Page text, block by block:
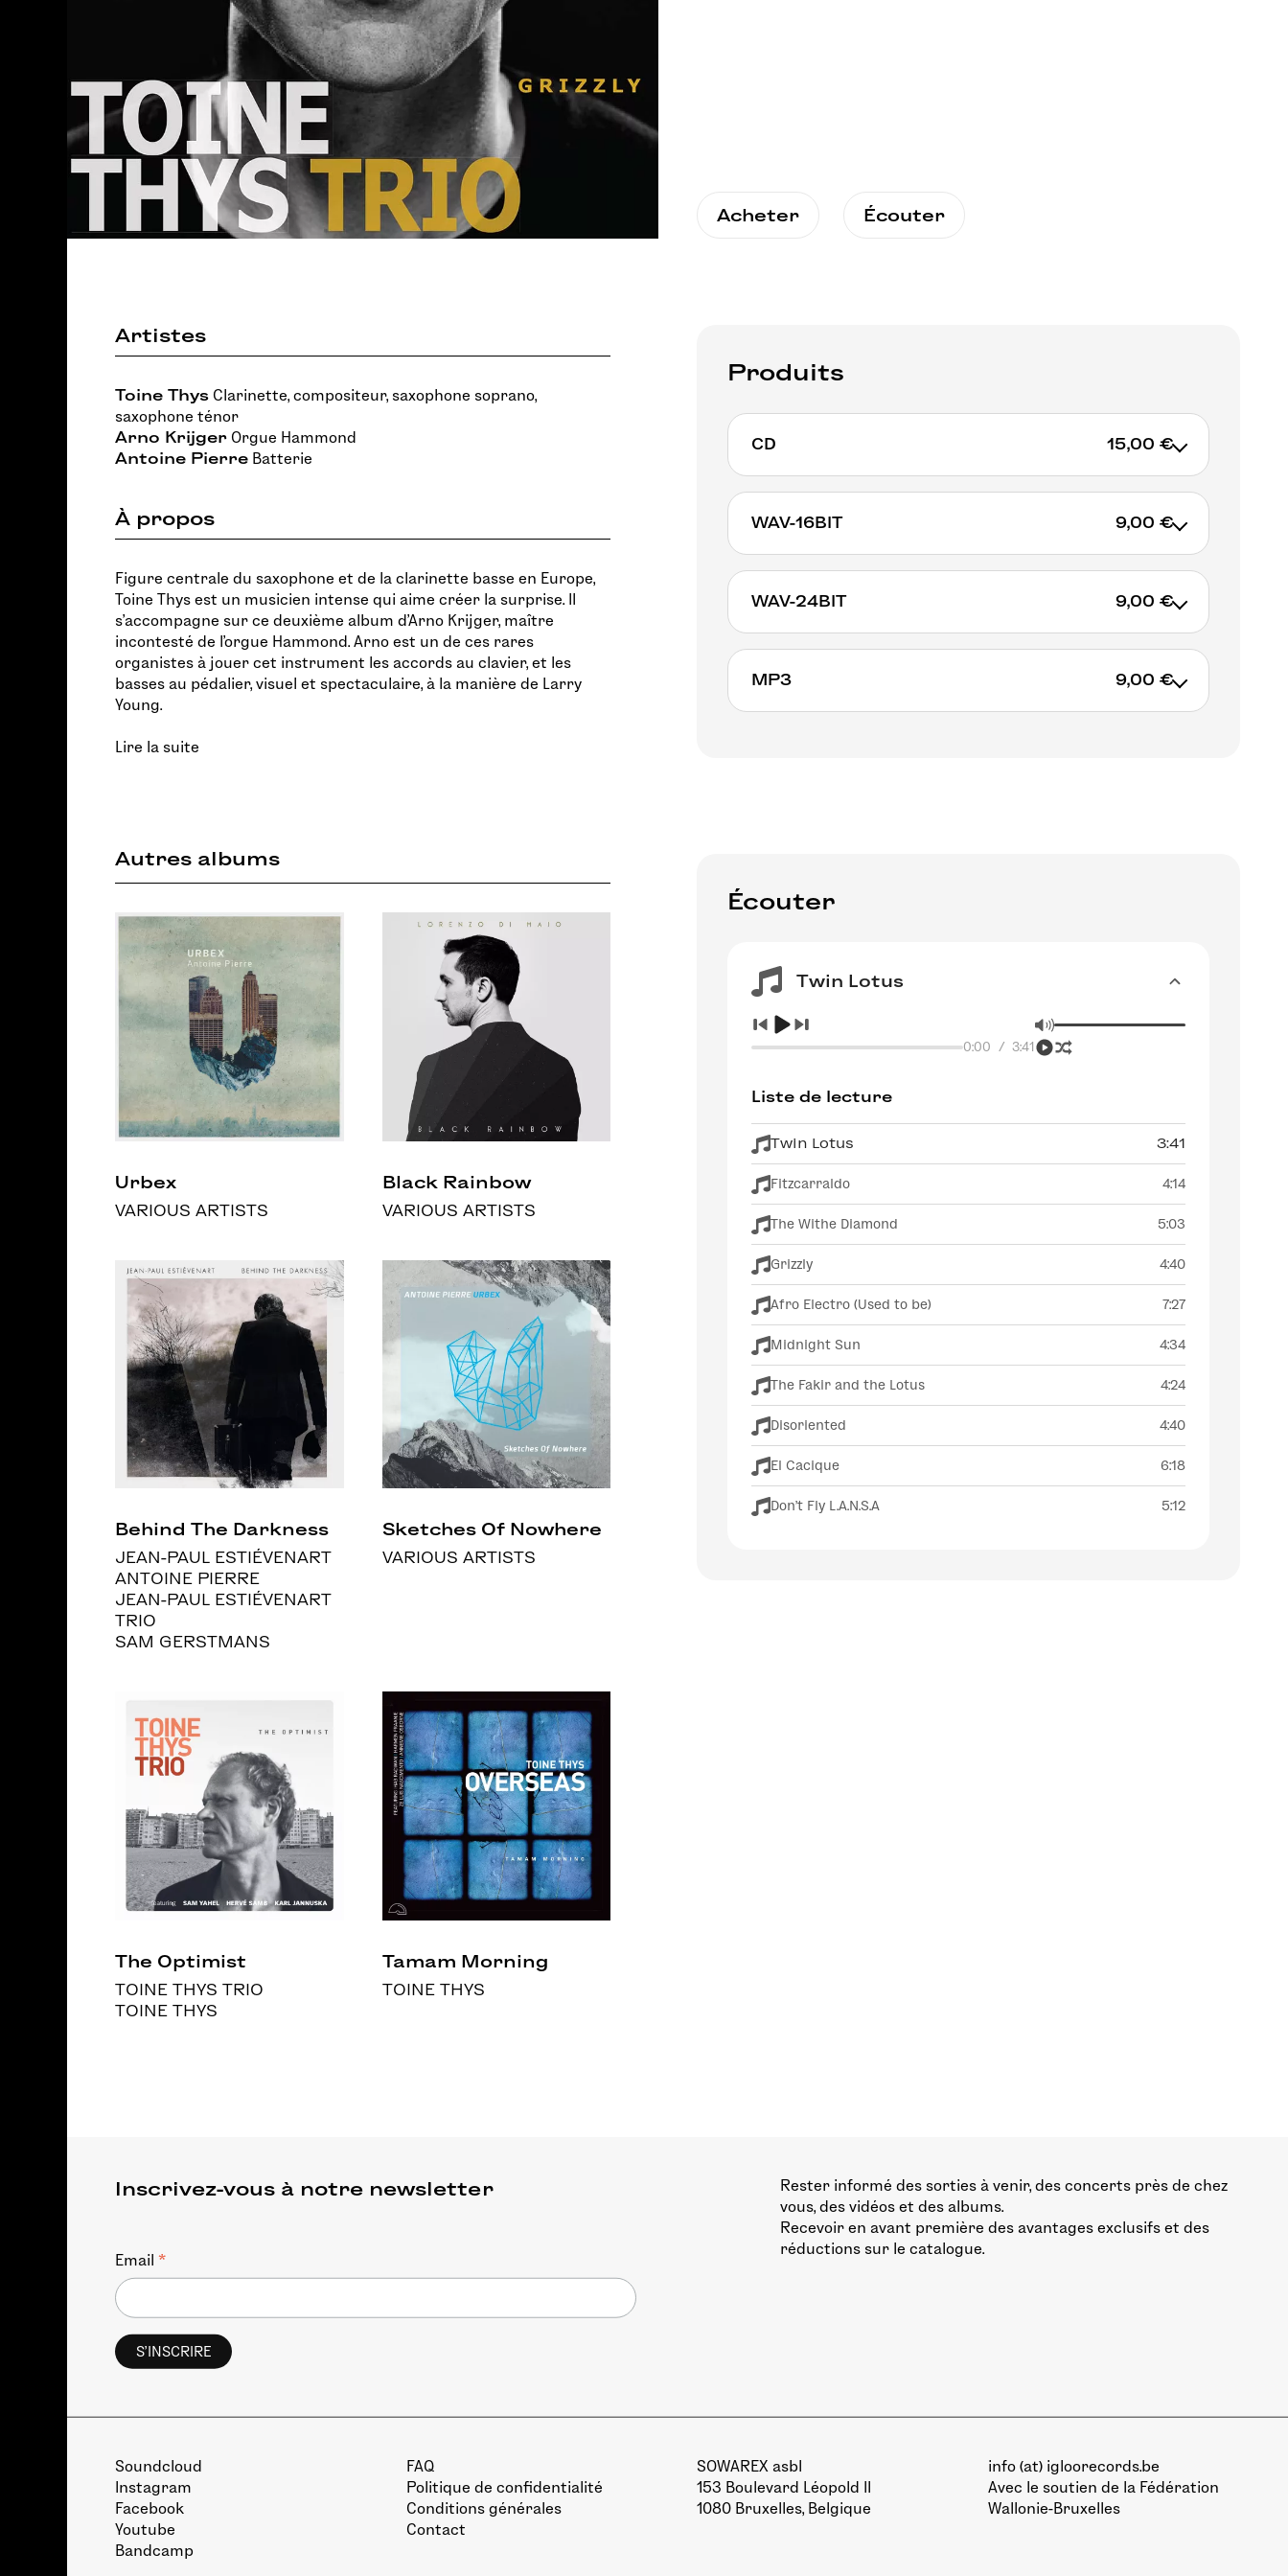
Acheter Écouter
Artistes
Toine Thys Clarinette, compositeur, saxophone soprano,
saxophone ténor
Arno Krijger Orgue Hammond
Antoine Pierre Batterie
À propos
Figure centrale du saxophone et de la clarinette basse en Europe,
Toine Thys est un musicien intense qui aime créer la surprise. Il
s’accompagne sur ce deuxième album d'Arno Krijger, maître
incontesté de l’orgue Hammond. Arno est un de ces rares
organistes à jouer cet instrument les accords au clavier, et les
basses au pédalier, visuel et spectaculaire, à la manière de Larry
Young.
Lire la suite
Autres albums
Urbex
VARIOUS ARTISTS
Black Rainbow
VARIOUS ARTISTS
Behind The Darkness
JEAN-PAUL ESTIÉVENART
ANTOINE PIERRE
JEAN-PAUL ESTIÉVENART
TRIO
SAM GERSTMANS
Sketches Of Nowhere
VARIOUS ARTISTS
The Optimist
TOINE THYS TRIO
TOINE THYS
Tamam Morning
TOINE THYS
Produits
CD 15,00 €
WAV-16BIT 9,00 €
WAV-24BIT 9,00 €
MP3 9,00 €
Écouter
Twin Lotus
0:00 / 3:41
Liste de lecture
Twin Lotus 3:41
Fitzcarraldo 4:14
The Withe Diamond 5:03
Grizzly 4:40
Afro Electro (Used to be) 7:27
Midnight Sun 4:34
The Fakir and the Lotus 4:24
Disoriented 4:40
El Cacique 6:18
Don't Fly L.A.N.S.A 5:12
Rester informé des sorties à venir, des concerts près de chez
vous, des vidéos et des albums.
Recevoir en avant première des avantages exclusifs et des
réductions sur le catalogue.
Inscrivez-vous à notre newsletter
Email *
Soundcloud
Instagram
Facebook
Youtube
Bandcamp
FAQ
Politique de confidentialité
Conditions générales
Contact
SOWAREX asbl
153 Boulevard Léopold II
1080 Bruxelles, Belgique
info (at) igloorecords.be
Avec le soutien de la Fédération
Wallonie-Bruxelles